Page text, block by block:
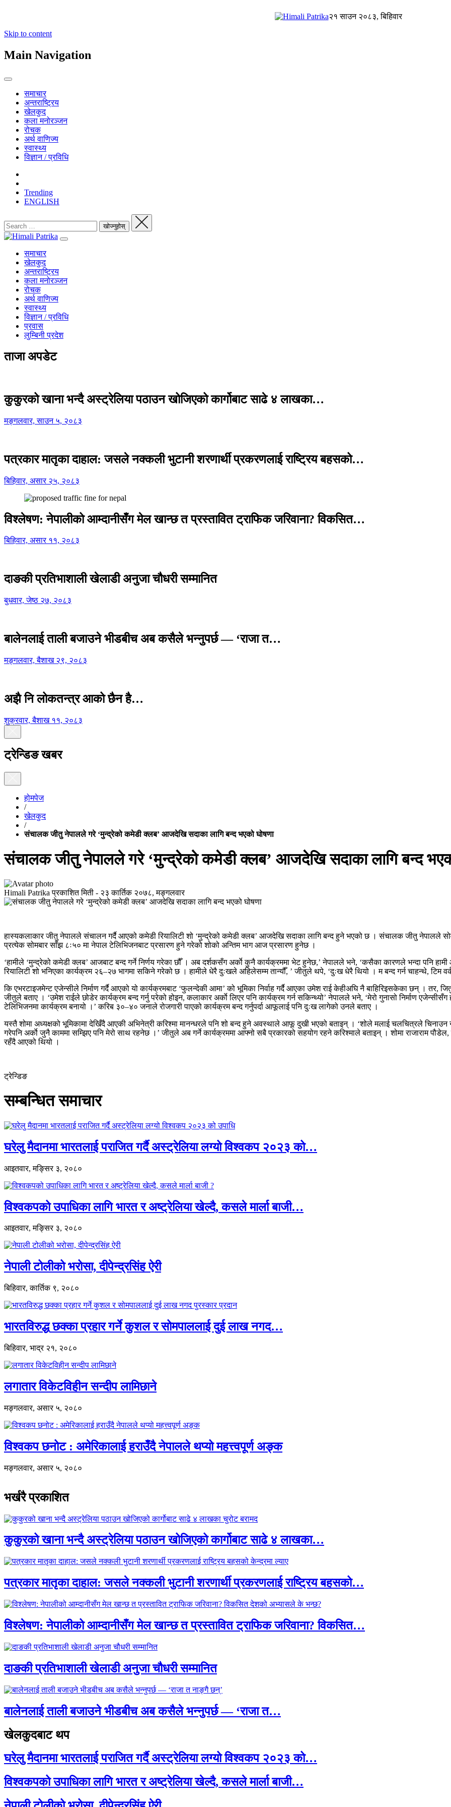
२१ साउन २०८३, बिहिवार
Skip to content
Main Navigation
समाचार
अन्तराष्ट्रिय
खेलकुद
कला मनोरञ्जन
रोचक
अर्थ वाणिज्य
स्वास्थ्य
विज्ञान / प्रविधि
Trending
ENGLISH
समाचार
खेलकुद
अन्तराष्ट्रिय
कला मनोरञ्जन
रोचक
अर्थ वाणिज्य
स्वास्थ्य
विज्ञान / प्रविधि
प्रवास
लुम्बिनी प्रदेश
ताजा अपडेट
कुकुरको खाना भन्दै अस्ट्रेलिया पठाउन खोजिएको कार्गोबाट साढे ४ लाखका…
मङ्गलवार, साउन ५, २०८३
पत्रकार मातृका दाहाल: जसले नक्कली भुटानी शरणार्थी प्रकरणलाई राष्ट्रिय बहसको…
बिहिवार, असार २५, २०८३
विश्लेषण: नेपालीको आम्दानीसँग मेल खान्छ त प्रस्तावित ट्राफिक जरिवाना? विकसित…
बिहिवार, असार ११, २०८३
दाङकी प्रतिभाशाली खेलाडी अनुजा चौधरी सम्मानित
बुधवार, जेष्ठ २७, २०८३
बालेनलाई ताली बजाउने भीडबीच अब कसैले भन्नुपर्छ — ‘राजा त…
मङ्गलवार, बैशाख २९, २०८३
अझै नि लोकतन्त्र आको छैन है…
शुक्रवार, बैशाख ११, २०८३
ट्रेन्डिङ खबर
होमपेज
/
खेलकुद
/
संचालक जीतु नेपालले गरे ‘मुन्द्रेको कमेडी क्लब’ आजदेखि सदाका लागि बन्द भएको घोषणा
संचालक जीतु नेपालले गरे ‘मुन्द्रेको कमेडी क्लब’ आजदेखि सदाका लागि बन्द
Himali Patrika प्रकाशित मिती - २३ कार्तिक २०७८, मङ्गलवार
हास्यकलाकार जीतु नेपालले संचालन गर्दै आएको कमेडी रियालिटी शो ‘मुन्द्रेको कमेडी क्लब’ आजदेखि सदाका लागि बन्द हुने भएको छ । संचालक जीतु नेपालले
प्रत्येक सोमबार साँझ ८ः५० मा नेपाल टेलिभिजनबाट प्रसारण हुने गरेको शोको अन्तिम भाग आज प्रसारण हुनेछ ।
‘हामीले ‘मुन्द्रेको कमेडी क्लब’ आजबाट बन्द गर्ने निर्णय गरेका छौँ । अब दर्शकसँग अर्काे कुनै कार्यक्रममा भेट हुनेछ,’ नेपालले भने, ‘कसैका कारणले भन्दा पनि
रियालिटी शो भनिएका कार्यक्रम २६–२७ भागमा सकिने गरेको छ । हामीले धेरै दुःखले अहिलेसम्म तान्यौँ, ’ जीतुले थपे, ‘दुःख धेरै थियो । म बन्द गर्न चाहन्थे, टिम
कि एभरटाइजमेन्ट एजेन्सीले निर्माण गर्दै आएको यो कार्यक्रमबाट ‘फुलन्देकी आमा’ को भूमिका निर्वाह गर्दै आएका उमेश राई केहीअघि नै बाहिरिइसकेका छन् ।
जीतुले बताए । ‘उमेश राईले छोडेर कार्यक्रम बन्द गर्नु परेको होइन, कलाकार अर्काे लिएर पनि कार्यक्रम गर्न सकिन्थ्यो’ नेपालले भने, ‘मेरो गुनासो निर्माण
टेलिभिजनमा कार्यक्रम बनायो ।’ करिब ३०–४० जनाले रोजगारी पाएको कार्यक्रम बन्द गर्नुपर्दा आफूलाई पनि दुःख लागेको उनले बताए ।
यस्तै शोमा अध्यक्षको भूमिकामा देखिँदै आएकी अभिनेत्री करिश्मा मानन्धरले पनि शो बन्द हुने अवस्थाले आफू दुखी भएको बताइन् । ‘शोले मलाई चलचित्रले चिनाउन
गरेपनि अर्काे जुनै काममा सम्झिए पनि मेरो साथ रहनेछ ।’ जीतुले अब गर्ने कार्यक्रममा आफ्नो सबै प्रकारको सहयोग रहने करिश्माले बताइन् । शोमा राजाराम
रहँदै आएको थियो ।
ट्रेन्डिङ
सम्बन्धित समाचार
घरेलु मैदानमा भारतलाई पराजित गर्दै अस्ट्रेलिया लग्यो विश्वकप २०२३ को…
आइतवार, मङ्सिर ३, २०८०
विश्वकपको उपाधिका लागि भारत र अष्ट्रेलिया खेल्दै, कसले मार्ला बाजी…
आइतवार, मङ्सिर ३, २०८०
नेपाली टोलीको भरोसा, दीपेन्द्रसिंह ऐरी
बिहिवार, कार्तिक ९, २०८०
भारतविरुद्ध छक्का प्रहार गर्ने कुशल र सोमपाललाई दुई लाख नगद…
बिहिवार, भाद्र २१, २०८०
लगातार विकेटविहीन सन्दीप लामिछाने
मङ्गलवार, असार ५, २०८०
विश्वकप छनोट : अमेरिकालाई हराउँदै नेपालले थप्यो महत्त्वपूर्ण अङ्क
मङ्गलवार, असार ५, २०८०
भर्खरै प्रकाशित
कुकुरको खाना भन्दै अस्ट्रेलिया पठाउन खोजिएको कार्गोबाट साढे ४ लाखका…
पत्रकार मातृका दाहाल: जसले नक्कली भुटानी शरणार्थी प्रकरणलाई राष्ट्रिय बहसको…
विश्लेषण: नेपालीको आम्दानीसँग मेल खान्छ त प्रस्तावित ट्राफिक जरिवाना? विकसित…
दाङकी प्रतिभाशाली खेलाडी अनुजा चौधरी सम्मानित
बालेनलाई ताली बजाउने भीडबीच अब कसैले भन्नुपर्छ — ‘राजा त…
खेलकुदबाट थप
घरेलु मैदानमा भारतलाई पराजित गर्दै अस्ट्रेलिया लग्यो विश्वकप २०२३ को…
विश्वकपको उपाधिका लागि भारत र अष्ट्रेलिया खेल्दै, कसले मार्ला बाजी…